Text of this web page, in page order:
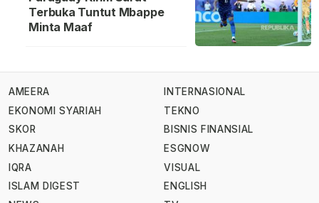
Terbuka Tuntut Mbappe
Minta Maaf
AMEERA
EKONOMI SYARIAH
SKOR
KHAZANAH
IQRA
ISLAM DIGEST
INTERNASIONAL
TEKNO
BISNIS FINANSIAL
ESGNOW
VISUAL
ENGLISH